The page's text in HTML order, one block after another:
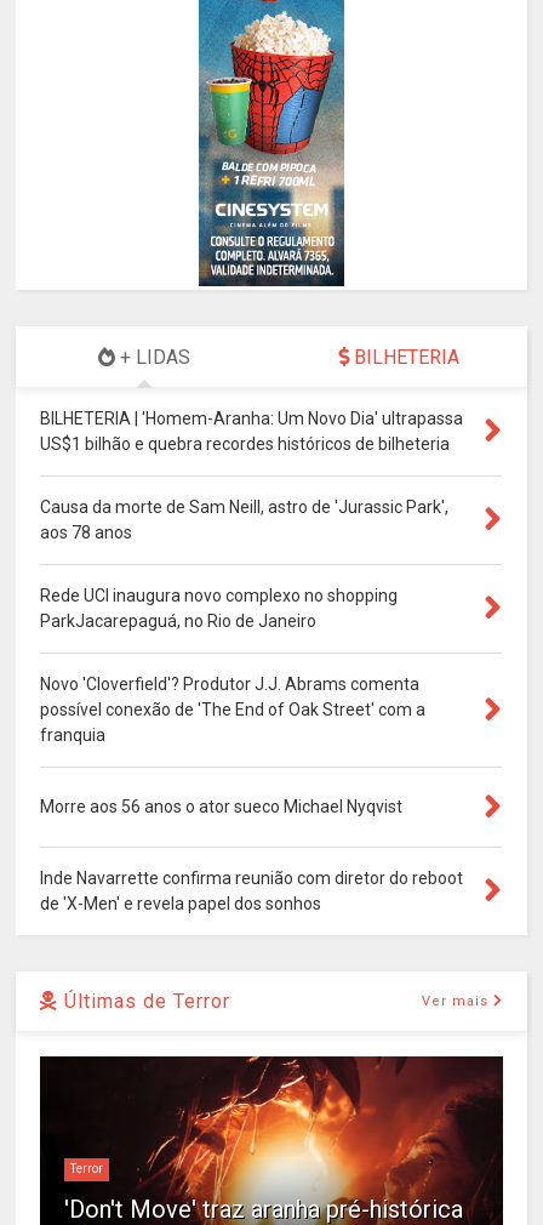
+ LIDAS BILHETERIA
BILHETERIA | 'Homem-Aranha: Um Novo Dia' ultrapassa
US$1 bilhão e quebra recordes históricos de bilheteria
Causa da morte de Sam Neill, astro de 'Jurassic Park',
aos 78 anos
Rede UCI inaugura novo complexo no shopping
ParkJacarepaguá, no Rio de Janeiro
Novo 'Cloverfield'? Produtor J.J. Abrams comenta
possível conexão de 'The End of Oak Street' com a
franquia
Morre aos 56 anos o ator sueco Michael Nyqvist
Inde Navarrette confirma reunião com diretor do reboot
de 'X-Men' e revela papel dos sonhos
Últimas de Terror Ver mais
Terror
'Don't Move' traz aranha pré-histórica